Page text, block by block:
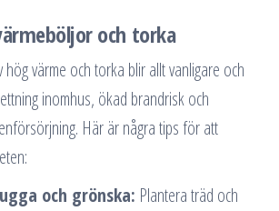
och torka
hög värme och torka blir allt vanligare och
inomhus, ökad brandrisk och
Här är några tips för att
och grönska: Plantera träd och